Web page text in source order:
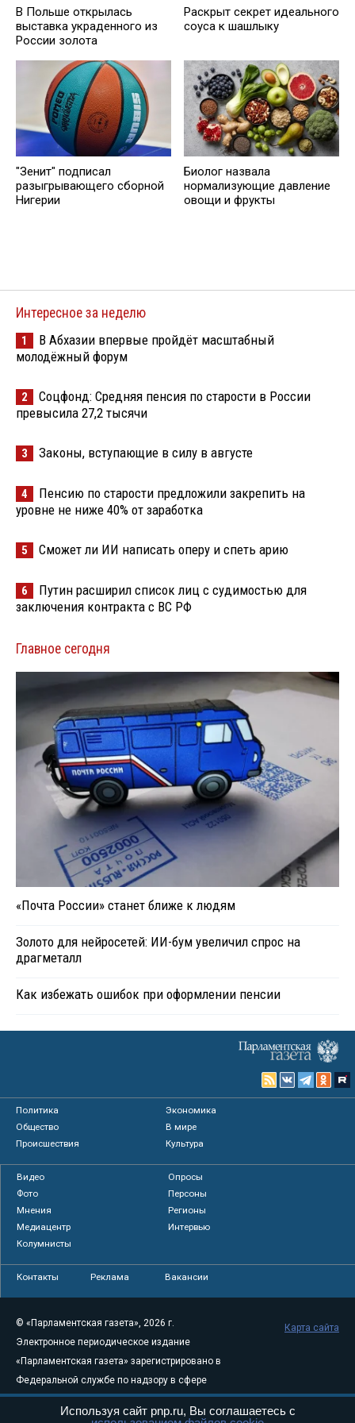
В Польше открылась
выставка украденного из
России золота
Раскрыт секрет идеального
соуса к шашлыку
"Зенит" подписал
разыгрывающего сборной
Нигерии
Биолог назвала
нормализующие давление
овощи и фрукты
Интересное за неделю
1
В Абхазии впервые пройдёт масштабный
молодёжный форум
2
Соцфонд: Средняя пенсия по старости в России
превысила 27,2 тысячи
3 Законы, вступающие в силу в августе
4
Пенсию по старости предложили закрепить на
уровне не ниже 40% от заработка
5 Сможет ли ИИ написать оперу и спеть арию
6
Путин расширил список лиц с судимостью для
заключения контракта с ВС РФ
Главное сегодня
«Почта России» станет ближе к людям
Золото для нейросетей: ИИ-бум увеличил спрос на
драгметалл
Как избежать ошибок при оформлении пенсии
Политика
Экономика
Общество
В мире
Происшествия
Культура
Видео
Опросы
Фото
Персоны
Мнения
Регионы
Медиацентр
Интервью
Колумнисты
Контакты Реклама Вакансии
© «Парламентская газета», 2026 г.
Электронное периодическое издание
«Парламентская газета» зарегистрировано в
Федеральной службе по надзору в сфере
связи, информационных технологий и
массовых коммуникаций (Роскомнадзор) 05
Карта сайта
Используя сайт pnp.ru, Вы соглашаетесь с